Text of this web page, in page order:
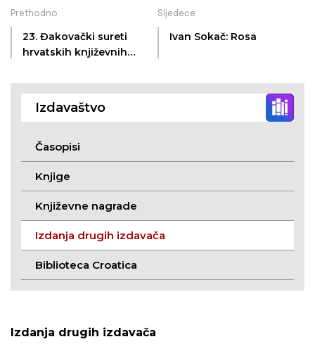
Prethodno
23. Đakovački sureti
hrvatskih književnih
Sljedeće
Ivan Sokač: Rosa
Izdavaštvo
Časopisi
Knjige
Književne nagrade
Izdanja drugih izdavača
Biblioteca Croatica
Izdanja drugih izdavača